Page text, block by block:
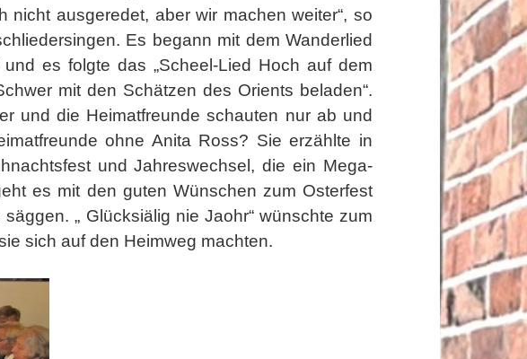
ausgeredet, aber wir machen weiter“, so
Es begann mit dem Wanderlied
es folgte das „Scheel-Lied Hoch auf dem
mit den Schätzen des Orients beladen“.
und die Heimatfreunde schauten nur ab und
ohne Anita Ross? Sie erzählte in
und Jahreswechsel, die ein Mega-
es mit den guten Wünschen zum Osterfest
„ Glücksiälig nie Jaohr“ wünschte zum
sich auf den Heimweg machten.